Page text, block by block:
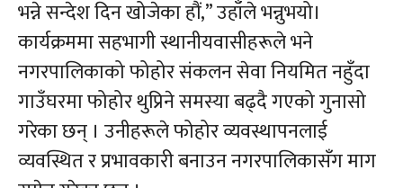
भन्ने सन्देश दिन खोजेका हौं,” उहाँले भन्नुभयो।
कार्यक्रममा सहभागी स्थानीयवासीहरूले भने
नगरपालिकाको फोहोर संकलन सेवा नियमित नहुँदा
गाउँघरमा फोहोर थुप्रिने समस्या बढ्दै गएको गुनासो
गरेका छन् । उनीहरूले फोहोर व्यवस्थापनलाई
व्यवस्थित र प्रभावकारी बनाउन नगरपालिकासँग माग